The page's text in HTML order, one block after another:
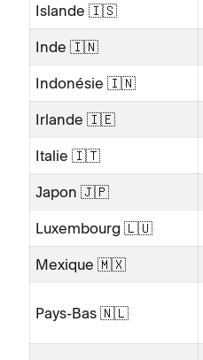
Islande 🇮🇸
Inde 🇮🇳
Indonésie 🇮🇳
Irlande 🇮🇪
Italie 🇮🇹
Japon 🇯🇵
Luxembourg 🇱🇺
Mexique 🇲🇽
Pays-Bas 🇳🇱